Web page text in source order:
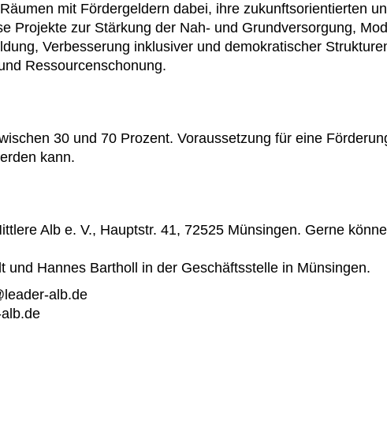
mit Fördergeldern dabei, ihre zukunftsorientierten
Projekte zur Stärkung der Nah- und Grundversorgung,
Verbesserung inklusiver und demokratischer
Ressourcenschonung.
30 und 70 Prozent. Voraussetzung für eine
kann.
Alb e. V., Hauptstr. 41, 72525 Münsingen. Gerne
Hannes Bartholl in der Geschäftsstelle in Münsingen.
alb.de